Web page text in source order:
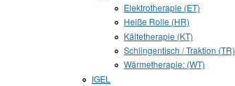
Elektrotherapie (ET)
Heiße Rolle (HR)
Kältetherapie (KT)
Schlingentisch / Traktion (TR)
Wärmetherapie: (WT)
IGEL